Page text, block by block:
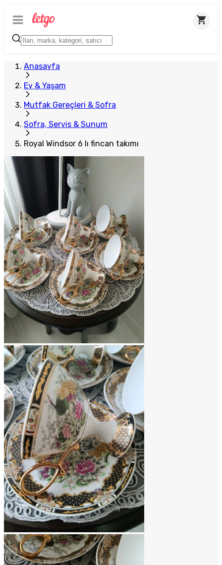
Anasayfa
Ev & Yaşam
Mutfak Gereçleri & Sofra
Sofra, Servis & Sunum
Royal Windsor 6 lı fincan takımı